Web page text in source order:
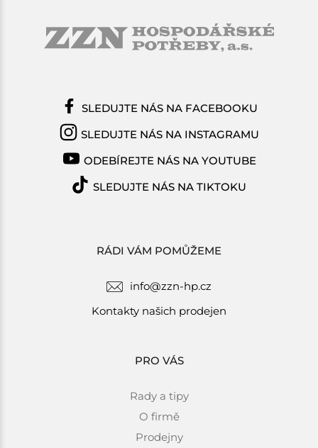
RÁDI VÁM POMŮŽEME
info@zzn-hp.cz
Kontakty našich prodejen
PRO VÁS
Rady a tipy
O firmě
Prodejny
SLEDUJTE NÁS NA FACEBOOKU
SLEDUJTE NÁS NA INSTAGRAMU
ODEBÍREJTE NÁS NA YOUTUBE
SLEDUJTE NÁS NA TIKTOKU